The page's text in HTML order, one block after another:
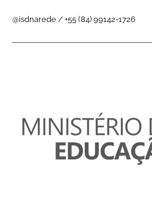
@isdnarede / +55 (84) 99142-1726